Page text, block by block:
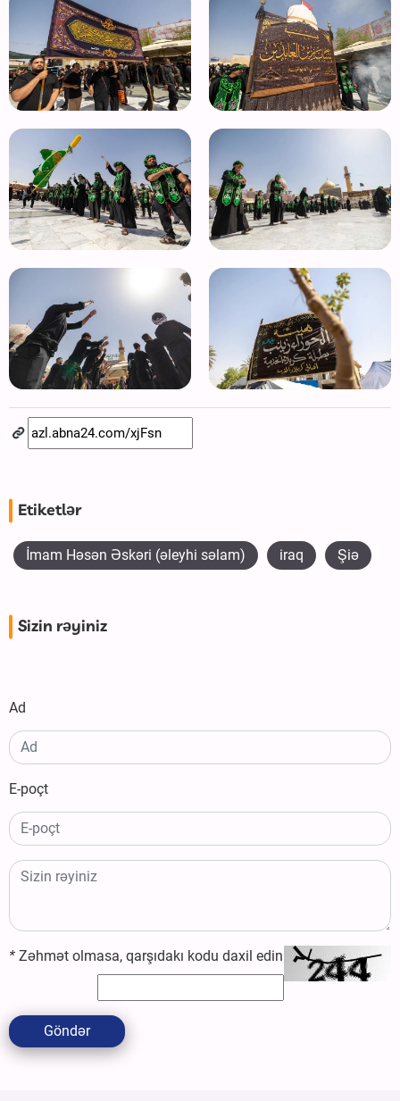
Etiketlər
İmam Həsən Əskəri (əleyhi səlam) iraq Şiə
Sizin rəyiniz
Ad
E-poçt
* Zəhmət olmasa, qarşıdakı kodu daxil edin
Göndər